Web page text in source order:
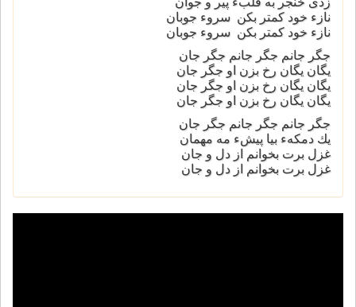
نازء خود كمتر بكن سروء جوبان
نازء خود كمتر بكن سروء جوبان
جگر جانم جگر جانم جگر جان
يگان يگان رخ بزن او جگر جان
يگان يگان رخ بزن او جگر جان
يگان يگان رخ بزن او جگر جان
جگر جانم جگر جانم جگر جان
يك دمكهء بيا پيشء مه مهمان
غزل برت بخوانم از دل و جان
غزل برت بخوانم از دل و جان